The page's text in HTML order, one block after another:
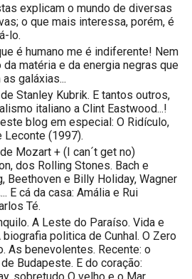
explicam o mundo de diversas
o que mais interessa, porém, é
lo.
é humano me é indiferente! Nem
matéria e da energia negras que
galáxias...
Stanley Kubrik. E tantos outros,
italiano a Clint Eastwood...!
blog em especial: O Ridículo,
Leconte (1997).
Mozart + (I can´t get no)
dos Rolling Stones. Bach e
Beethoven e Billy Holiday, Wagner
E cá da casa: Amália e Rui
Té.
A Leste do Paraíso. Vida e
politica de Cunhal. O Zero
As benevolentes. Recente: o
Budapeste. E do coração:
sobretudo O velho e o Mar.